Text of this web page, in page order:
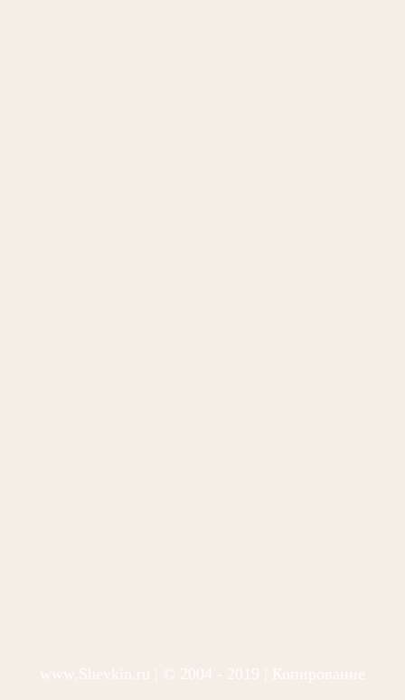
www.Shevkin.ru | © 2004 - 2019 | Копирование